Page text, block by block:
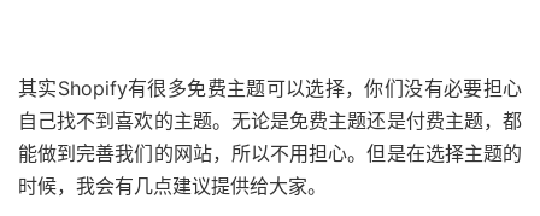
其实Shopify有很多免费主题可以选择，你们没有必要担心
自己找不到喜欢的主题。无论是免费主题还是付费主题，都
能做到完善我们的网站，所以不用担心。但是在选择主题的
时候，我会有几点建议提供给大家。